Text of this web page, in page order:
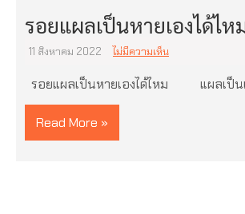
รอยแผลเป็นหายเองได้ไห
11 สิงหาคม 2022 ไม่มีความเห็น
รอยแผลเป็นหายเองได้ไหม แผลเป็น
Read More »